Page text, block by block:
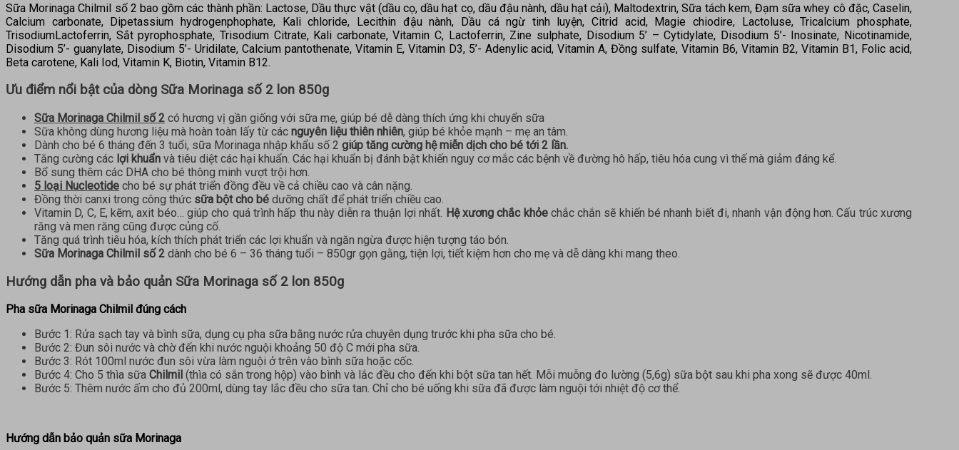
Sữa Morinaga Chilmil số 2 bao gồm các thành phần: Lactose, Dầu thực vật (dầu cọ, dầu hạt cọ, dầu đậu nành, dầu hạt cải), Maltodextrin, Sữa tách kem, Đạm sữa whey cô đặc, Caselin,
Calcium carbonate, Dipetassium hydrogenphophate, Kali chloride, Lecithin đậu nành, Dầu cá ngừ tinh luyện, Citrid acid, Magie chiodire, Lactoluse, Tricalcium phosphate,
TrisodiumLactoferrin, Sắt pyrophosphate, Trisodium Citrate, Kali carbonate, Vitamin C, Lactoferrin, Zine sulphate, Disodium 5’ – Cytidylate, Disodium 5’- Inosinate, Nicotinamide,
Disodium 5’- guanylate, Disodium 5’- Uridilate, Calcium pantothenate, Vitamin E, Vitamin D3, 5’- Adenylic acid, Vitamin A, Đồng sulfate, Vitamin B6, Vitamin B2, Vitamin B1, Folic acid,
Beta carotene, Kali Iod, Vitamin K, Biotin, Vitamin B12.
Ưu điểm nổi bật của dòng Sữa Morinaga số 2 lon 850g
Sữa Morinaga Chilmil số 2 có hương vị gần giống với sữa mẹ, giúp bé dễ dàng thích ứng khi chuyển sữa
Sữa không dùng hương liệu mà hoàn toàn lấy từ các nguyên liệu thiên nhiên, giúp bé khỏe mạnh – mẹ an tâm.
Dành cho bé 6 tháng đến 3 tuổi, sữa Morinaga nhập khẩu số 2 giúp tăng cường hệ miễn dịch cho bé tới 2 lần.
Tăng cường các lợi khuẩn và tiêu diệt các hại khuẩn. Các hại khuẩn bị đánh bật khiến nguy cơ mắc các bệnh về đường hô hấp, tiêu hóa cung vì thế mà giảm đáng kể.
Bổ sung thêm các DHA cho bé thông minh vượt trội hơn.
5 loại Nucleotide cho bé sự phát triển đồng đều về cả chiều cao và cân nặng.
Đồng thời canxi trong công thức sữa bột cho bé dưỡng chất để phát triển chiều cao.
Vitamin D, C, E, kẽm, axit béo… giúp cho quá trình hấp thu này diễn ra thuận lợi nhất. Hệ xương chắc khỏechắc chắn sẽ khiến bé nhanh biết đi, nhanh vận động hơn. Cấu trúc xương
răng và men răng cũng được củng cố.
Tăng quá trình tiêu hóa, kích thích phát triển các lợi khuẩn và ngăn ngừa được hiện tượng táo bón.
Sữa Morinaga Chilmil số 2 dành cho bé 6 – 36 tháng tuổi – 850gr gọn gằng, tiện lợi, tiết kiệm hơn cho mẹ và dễ dàng khi mang theo.
Hướng dẫn pha và bảo quản Sữa Morinaga số 2 lon 850g
Pha sữa Morinaga Chilmil đúng cách
Bước 1: Rửa sạch tay và bình sữa, dụng cụ pha sữa bằng nước rửa chuyên dụng trước khi pha sữa cho bé.
Bước 2: Đun sôi nước và chờ đến khi nước nguội khoảng 50 độ C mới pha sữa.
Bước 3: Rót 100ml nước đun sôi vừa làm nguội ở trên vào bình sữa hoặc cốc.
Bước 4: Cho 5 thìa sữa Chilmil (thìa có sắn trong hộp) vào bình và lắc đều cho đến khi bột sữa tan hết. Mỗi muỗng đo lường (5,6g) sữa bột sau khi pha xong sẽ được 40ml.
Bước 5: Thêm nước ấm cho đủ 200ml, dùng tay lắc đều cho sữa tan. Chỉ cho bé uống khi sữa đã được làm nguội tới nhiệt độ cơ thể.
Hướng dẫn bảo quản sữa Morinaga